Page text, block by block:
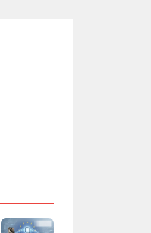
a Windows se blíží. Microsoft